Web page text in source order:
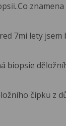
7mi lety jsem
biopsie
čípku z